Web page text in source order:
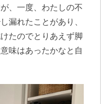
、一度、わたしの不
漏れたことがあり、
たのでとりあえず脚
味はあったかなと自